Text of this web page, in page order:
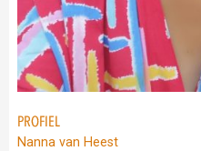
PROFIEL
Nanna van Heest